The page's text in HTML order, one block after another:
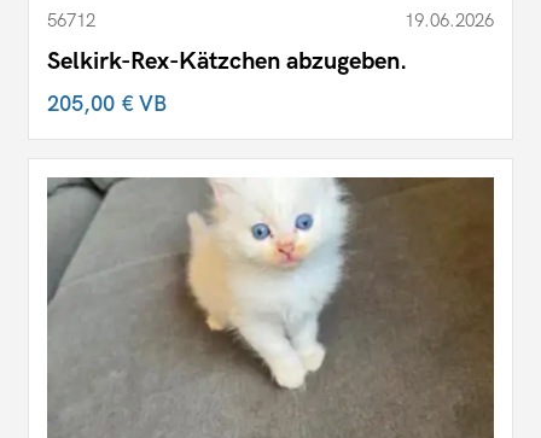
56712 19.06.2026
Selkirk-Rex-Kätzchen abzugeben.
205,00 €VB